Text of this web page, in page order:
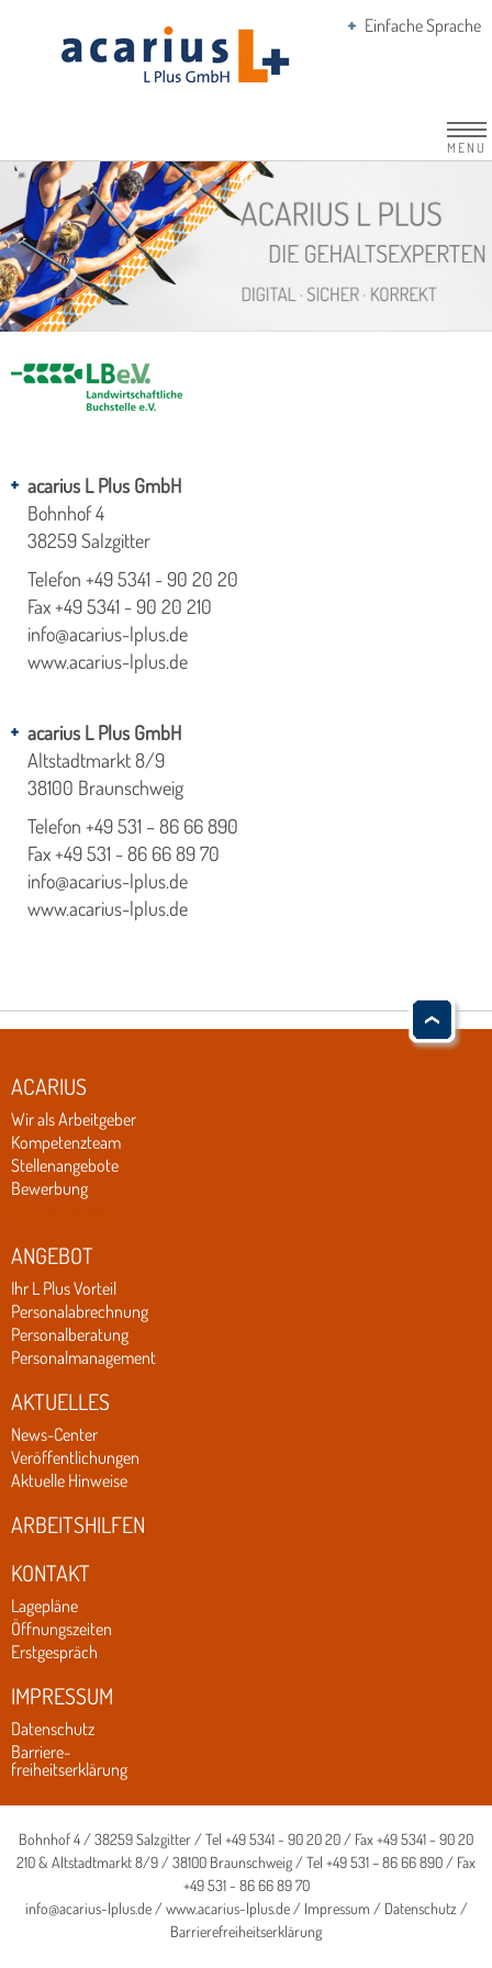
Einfache Sprache
MENU
acarius L Plus GmbH
Bohnhof 4
38259 Salzgitter
Telefon +49 5341 - 90 20 20
Fax +49 5341 - 90 20 210
info@acarius-lplus.de
www.acarius-lplus.de
acarius L Plus GmbH
Altstadtmarkt 8/9
38100 Braunschweig
Telefon +49 531 – 86 66 890
Fax +49 531 - 86 66 89 70
info@acarius-lplus.de
www.acarius-lplus.de
ACARIUS
Wir als Arbeitgeber
Kompetenzteam
Stellenangebote
Bewerbung
ANGEBOT
Ihr L Plus Vorteil
Personalabrechnung
Personalberatung
Personalmanagement
AKTUELLES
News-Center
Veröffentlichungen
Aktuelle Hinweise
ARBEITSHILFEN
KONTAKT
Lagepläne
Öffnungszeiten
Erstgespräch
IMPRESSUM
Datenschutz
Barriere-
freiheitserklärung
Bohnhof 4 / 38259 Salzgitter / Tel +49 5341 - 90 20 20 / Fax +49 5341 - 90 20
210 & Altstadtmarkt 8/9 / 38100 Braunschweig / Tel +49 531 – 86 66 890 / Fax
+49 531 - 86 66 89 70
info@acarius-lplus.de/www.acarius-lplus.de/ Impressum / Datenschutz /
Barrierefreiheitserklärung